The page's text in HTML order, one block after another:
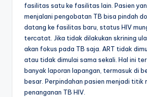
fasilitas satu ke fasilitas lain. Pasien
menjalani pengobatan TB bisa pindah
datang ke fasilitas baru, status HIV
tercatat. Jika tidak dilakukan skrining
akan fokus pada TB saja. ART tidak
atau tidak dimulai sama sekali. Hal ini
banyak laporan lapangan, termasuk di
besar. Perpindahan pasien menjadi titik
penanganan TB HIV.